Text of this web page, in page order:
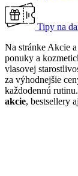
Tipy na
Na stránke Akcie
ponuky a
vlasovej
za výhodnejšie
každodennú
akcie, bestsellery